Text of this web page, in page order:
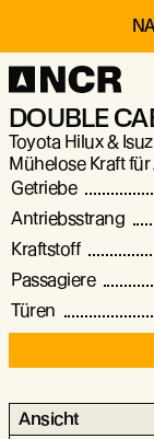
DOUBLE
Toyota Hilux &
Mühelose Kraft
Getriebe
Antriebsstrang
Kraftstoff
Passagiere
Türen
Ansicht